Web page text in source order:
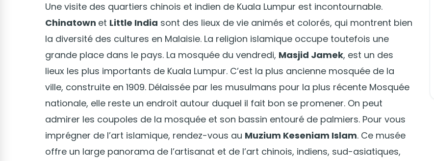
Une visite des quartiers chinois et indien de Kuala Lumpur est incontournable.
Chinatown et Little India sont des lieux de vie animés et colorés, qui montrent bien
la diversité des cultures en Malaisie. La religion islamique occupe toutefois une
grande place dans le pays. La mosquée du vendredi, Masjid Jamek, est un des
lieux les plus importants de Kuala Lumpur. C’est la plus ancienne mosquée de la
ville, construite en 1909. Délaissée par les musulmans pour la plus récente Mosquée
nationale, elle reste un endroit autour duquel il fait bon se promener. On peut
admirer les coupoles de la mosquée et son bassin entouré de palmiers. Pour vous
imprégner de l’art islamique, rendez-vous au Muzium Keseniam Islam. Ce musée
offre un large panorama de l’artisanat et de l’art chinois, indiens, sud-asiatiques,